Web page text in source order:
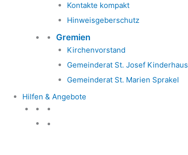
Kontakte kompakt
Hinweisgeberschutz
Gremien
Kirchenvorstand
Gemeinderat St. Josef Kinderhaus
Gemeinderat St. Marien Sprakel
Hilfen & Angebote